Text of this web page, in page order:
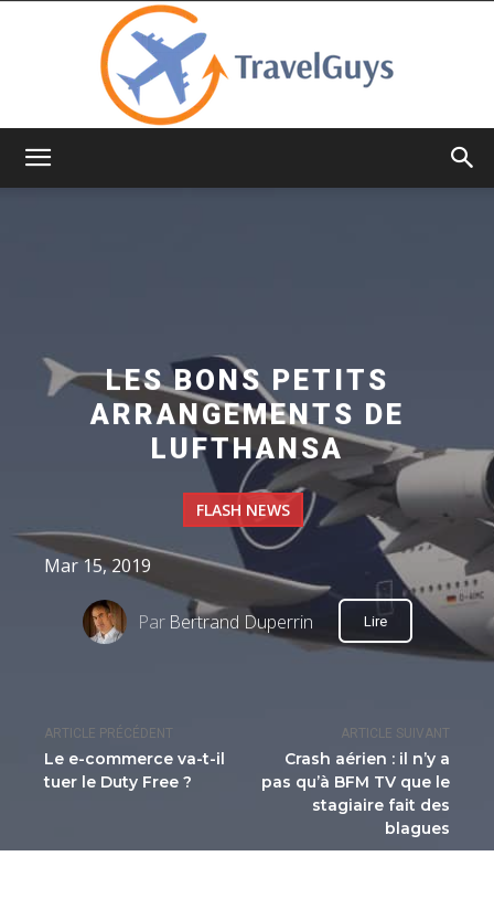
ARTICLE PRÉCÉDENT
Le e-commerce va-t-il
tuer le Duty Free ?
ARTICLE SUIVANT
Crash aérien : il n’y a
pas qu’à BFM TV que le
stagiaire fait des
blagues
LES BONS PETITS
ARRANGEMENTS DE
LUFTHANSA
FLASH NEWS
Mar 15, 2019
Par Bertrand Duperrin Lire